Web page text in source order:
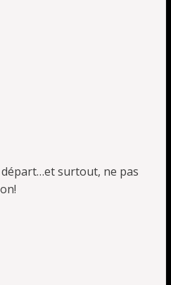
surtout, ne pas